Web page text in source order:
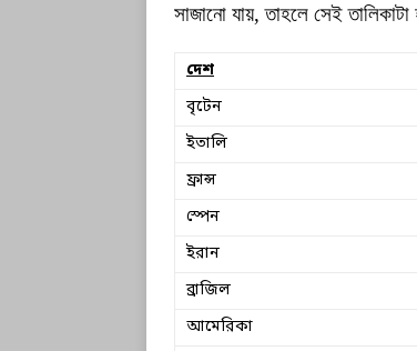
সাজানো যায়, তাহলে সেই
দেশ
বৃটেন
ইতালি
ফ্রান্স
স্পেন
ইরান
ব্রাজিল
আমেরিকা